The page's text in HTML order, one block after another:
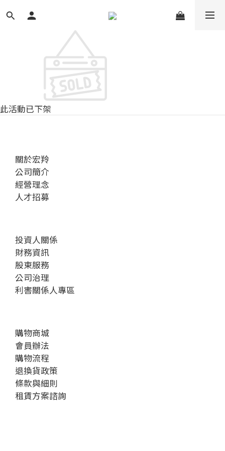
此活動已下架
關於宏羚
公司簡介
經營理念
人才招募
投資人關係
財務資訊
股東服務
公司治理
利害關係人專區
購物商城
會員辦法
購物流程
退換貨政策
條款與細則
租賃方案諮詢